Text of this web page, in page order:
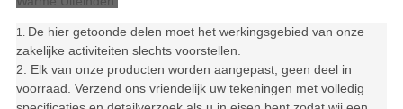
1. De hier getoonde delen moet het werkingsgebied van onze
zakelijke activiteiten slechts voorstellen.
2. Elk van onze producten worden aangepast, geen deel in
voorraad. Verzend ons vriendelijk uw tekeningen met volledig